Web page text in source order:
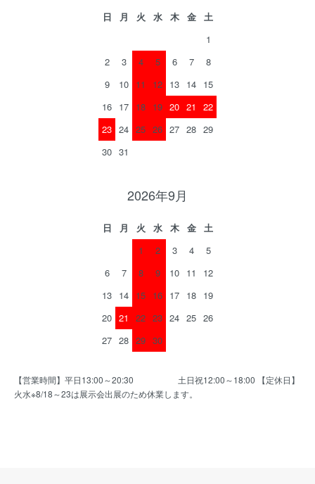
日 月 火 水 木 金
土
1
2
3 4 5 6 7
8
9
10 11 12 13 14 15
16 17 18 19 20 21
22
23 24 25 26 27 28 29
30 31
2026年9月
日 月 火 水 木 金
土
1
2 3 4
5
6
7 8 9 10 11
12
13 14 15 16 17 18 19
20 21 22 23 24 25 26
27 28 29 30
【営業時間】平日13:00～20:30 土日祝12:00～18:00 【定休日】
火水※8/18～23は展示会出展のため休業します。